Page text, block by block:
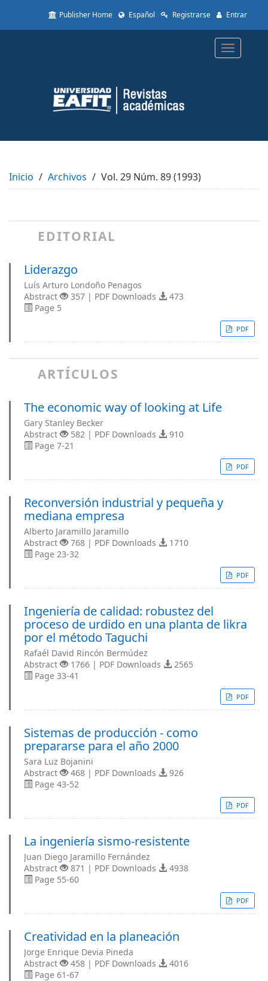
to
Content
Sidebar
Publisher Home Español Registrarse Entrar
Toggle
Inicio Archivos Vol. 29 Núm. 89 (1993)
EDITORIAL
Liderazgo
Luís Arturo Londoño Penagos
Abstract
357 | PDF Downloads
473
Page 5
PDF
ARTÍCULOS
The economic way of looking at Life
Gary Stanley Becker
Abstract
582 | PDF Downloads
910
Page 7-21
PDF
Reconversión industrial y pequeña y
mediana empresa
Alberto Jaramillo Jaramillo
Abstract
768 | PDF Downloads
1710
Page 23-32
PDF
Ingeniería de calidad: robustez del
proceso de urdido en una planta de likra
por el método Taguchi
Rafaél David Rincón Bermúdez
Abstract
1766 | PDF Downloads
2565
Page 33-41
PDF
Sistemas de producción - como
prepararse para el año 2000
Sara Luz Bojanini
Abstract
468 | PDF Downloads
926
Page 43-52
PDF
La ingeniería sismo-resistente
Juan Diego Jaramillo Fernández
Abstract
871 | PDF Downloads
4938
Page 55-60
PDF
Creatividad en la planeación
Jorge Enrique Devia Pineda
Abstract
458 | PDF Downloads
4016
Page 61-67